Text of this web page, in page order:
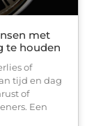
met
te houden
of
tijd en dag
of
Een